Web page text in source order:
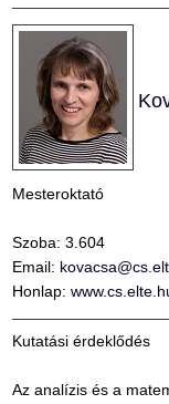
Mesteroktató
Szoba: 3.604
Email:
Honlap:
Kutatási érdeklődés
Az analízis és a